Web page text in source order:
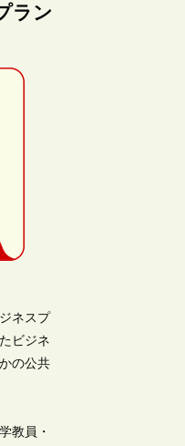
ラン
ネスプ
ビジネ
の公共
教員・